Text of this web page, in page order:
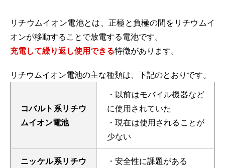
リチウムイオン電池とは、正極と負極の間をリチウムイ
オンが移動することで放電する電池です。
充電して繰り返し使用できる特徴があります。
リチウムイオン電池の主な種類は、下記のとおりです。
コバルト系リチウ
ムイオン電池
・以前はモバイル機器など
に使用されていた
・現在は使用されることが
少ない
ニッケル系リチウ
・安全性に課題がある